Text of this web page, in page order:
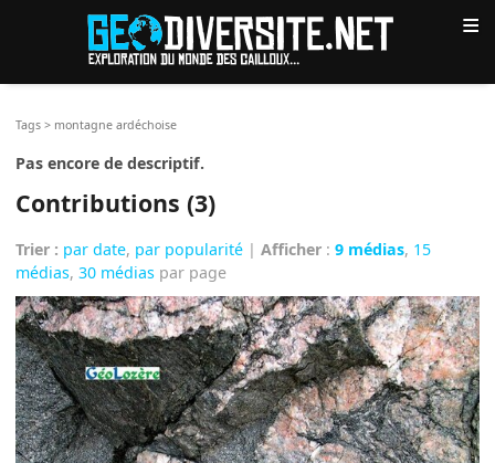
≡
Tags > montagne ardéchoise
Pas encore de descriptif.
Contributions (3)
Trier : par date, par popularité |Afficher :9 médias, 15
médias,30 médias par page